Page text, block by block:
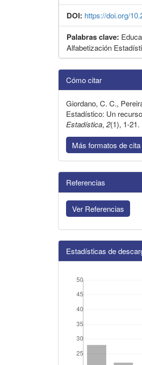
DOI: https://doi.org/
Palabras clave:
Alfabetización
Detalles
del
artículo
Cómo citar
Giordano, C. C.,
Estadístico: Un
Estadística, 2(1), 1-21.
Más formatos de cita
Referencias
Ver Referencias
Estadísticas de